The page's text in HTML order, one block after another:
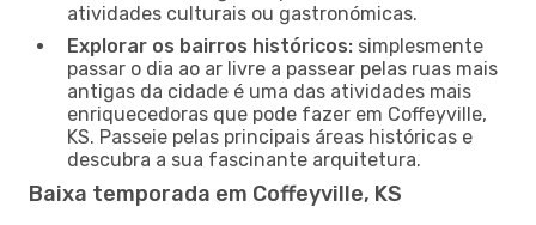
atividades culturais ou gastronómicas.
Explorar os bairros históricos: simplesmente
passar o dia ao ar livre a passear pelas ruas mais
antigas da cidade é uma das atividades mais
enriquecedoras que pode fazer em Coffeyville,
KS. Passeie pelas principais áreas históricas e
descubra a sua fascinante arquitetura.
Baixa temporada em Coffeyville, KS